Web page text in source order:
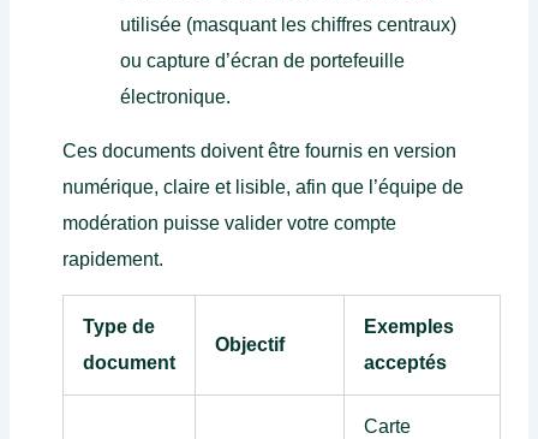
utilisée (masquant les chiffres centraux)
ou capture d’écran de portefeuille
électronique.
Ces documents doivent être fournis en version
numérique, claire et lisible, afin que l’équipe de
modération puisse valider votre compte
rapidement.
Type de
document
Objectif
Exemples
acceptés
Carte